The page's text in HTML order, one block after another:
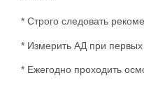
* Строго следовать
* Измерить АД при первых
* Ежегодно проходить